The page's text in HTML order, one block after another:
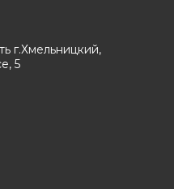
1 451 грн
1 306
г.Хмельницкий,
5